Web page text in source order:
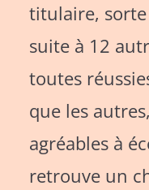
titulaire, sorte
suite à 12
toutes
que les
agréables à
retrouve un